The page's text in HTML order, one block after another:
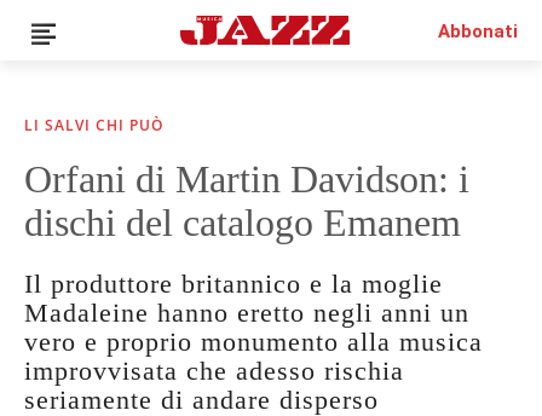
Abbonati
LI SALVI CHI PUÒ
Orfani di Martin Davidson: i
dischi del catalogo Emanem
Il produttore britannico e la moglie
Madaleine hanno eretto negli anni un
vero e proprio monumento alla musica
improvvisata che adesso rischia
seriamente di andare disperso